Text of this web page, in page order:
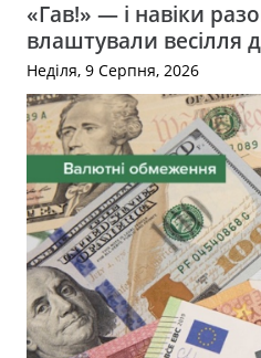
«Гав!» — і навіки
влаштували весілля
Неділя, 9 Серпня, 2026